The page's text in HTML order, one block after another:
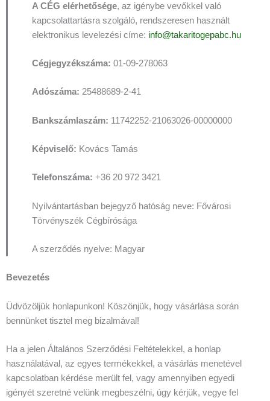
A CÉG elérhetősége, az igénybe vevőkkel való
kapcsolattartásra szolgáló, rendszeresen használt
elektronikus levelezési címe: info@takaritogepabc.hu
Cégjegyzékszáma: 01-09-278063
Adószáma: 25488689-2-41
Bankszámlaszám: 11742252-21063026-00000000
Képviselő: Kovács Tamás
Telefonszáma: +36 20 972 3421
Nyilvántartásban bejegyző hatóság neve: Fővárosi
Törvényszék Cégbírósága
A szerződés nyelve: Magyar
Bevezetés
Üdvözöljük honlapunkon! Köszönjük, hogy vásárlása során
bennünket tisztel meg bizalmával!
Ha a jelen Általános Szerződési Feltételekkel, a honlap
használatával, az egyes termékekkel, a vásárlás menetével
kapcsolatban kérdése merült fel, vagy amennyiben egyedi
igényét szeretné velünk megbeszélni, úgy kérjük, vegye fel